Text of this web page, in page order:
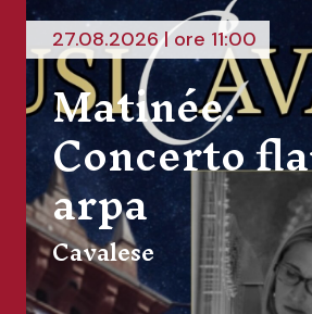
27.08.2026 | ore 11:00
Matinée.
Concerto
arpa
Cavalese